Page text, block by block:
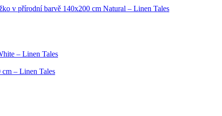
v přírodní barvě 140x200 cm Natural – Linen Tales
– Linen Tales
– Linen Tales